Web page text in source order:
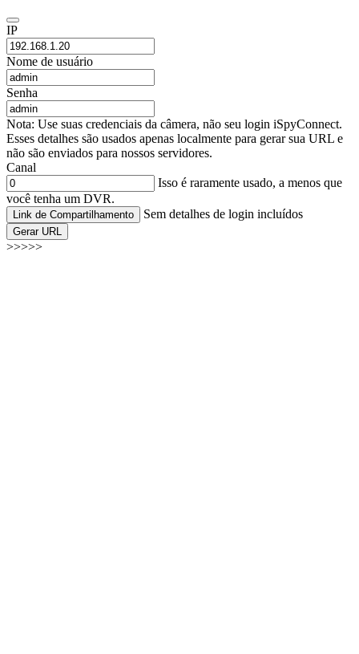
IP
Nome de usuário
Senha
Nota: Use suas credenciais da câmera, não seu login iSpyConnect.
Esses detalhes são usados apenas localmente para gerar sua URL e
não são enviados para nossos servidores.
Canal
Isso é raramente usado, a menos que
você tenha um DVR.
Link de Compartilhamento Sem detalhes de login incluídos
Gerar URL
>>>>>